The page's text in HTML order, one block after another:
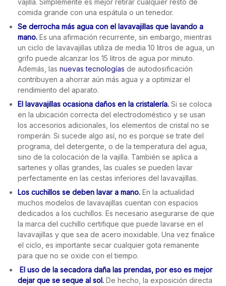
vajilla. Simplemente es mejor retirar cualquier resto de
comida grande con una espátula o un tenedor.
Se derrocha más agua con el lavavajillas que lavando a
mano. Es una afirmación recurrente, sin embargo, mientras
un ciclo de lavavajillas utiliza de media 10 litros de agua, un
grifo puede alcanzar los 15 litros de agua por minuto.
Además, las nuevas tecnologías de autodosificación
contribuyen a ahorrar aún más agua y a optimizar el
rendimiento del aparato.
El lavavajillas ocasiona daños en la cristalería. Si se coloca
en la ubicación correcta del electrodoméstico y se usan
los accesorios adicionales, los elementos de cristal no se
romperán. Si sucede algo así, no es porque se trate del
programa, del detergente, o de la temperatura del agua,
sino de la colocación de la vajilla. También se aplica a
sartenes y ollas grandes, las cuales se pueden lavar
perfectamente en las cestas inferiores del lavavajillas.
Los cuchillos se deben lavar a mano. En la actualidad
muchos modelos de lavavajillas cuentan con espacios
dedicados a los cuchillos. Es necesario asegurarse de que
la marca del cuchillo certifique que puede lavarse en el
lavavajillas y que sea de acero inoxidable. Una vez finalice
el ciclo, es importante secar cualquier gota remanente
para que no se oxide con el tiempo.
El uso de la secadora daña las prendas, por eso es mejor
dejar que se seque al sol. De hecho, la exposición directa